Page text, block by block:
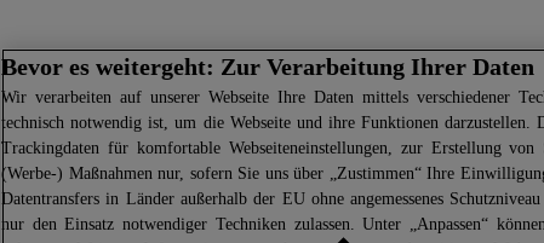
Bevor es weitergeht: Zur Verarbeitung Ihrer Daten
Wir verarbeiten auf unserer Webseite Ihre Daten mittels verschiedener
technisch notwendig ist, um die Webseite und ihre Funktionen darzustellen.
Trackingdaten für komfortable Webseiteneinstellungen, zur Erstellung
(Werbe-) Maßnahmen nur, sofern Sie uns über „Zustimmen“ Ihre
Datentransfers in Länder außerhalb der EU ohne angemessenes
nur den Einsatz notwendiger Techniken zulassen. Unter „Anpassen“